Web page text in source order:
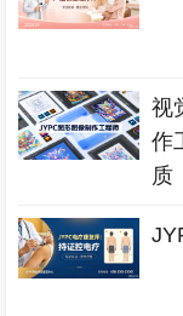
视
作
质